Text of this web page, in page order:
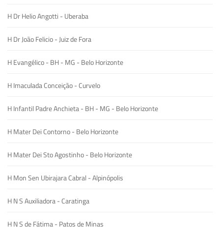
H Dr Helio Angotti - Uberaba
H Dr João Felicio - Juiz de Fora
H Evangélico - BH - MG - Belo Horizonte
H Imaculada Conceição - Curvelo
H Infantil Padre Anchieta - BH - MG - Belo Horizonte
H Mater Dei Contorno - Belo Horizonte
H Mater Dei Sto Agostinho - Belo Horizonte
H Mon Sen Ubirajara Cabral - Alpinópolis
H N S Auxiliadora - Caratinga
H N S de Fátima - Patos de Minas